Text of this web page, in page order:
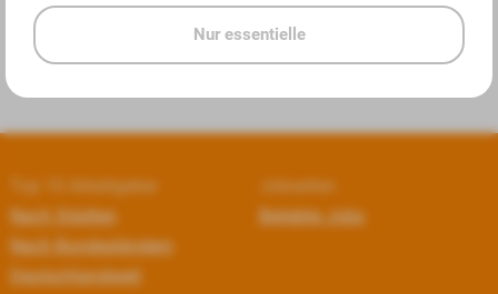
Top 10 Arbeitgeber
Nach Städten
Nach Bundesländern
Deutschlandweit
Jobseiten
Beliebte Jobs
Nur essentielle